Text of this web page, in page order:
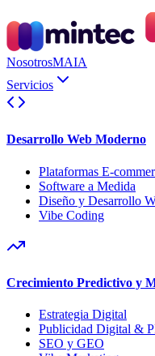
NosotrosMAIA
Servicios
Desarrollo Web Moderno
Plataformas E-
Software a Medida
Diseño y Desarrollo
Vibe Coding
Crecimiento Predictivo y
Estrategia Digital
Publicidad Digital &
SEO y GEO